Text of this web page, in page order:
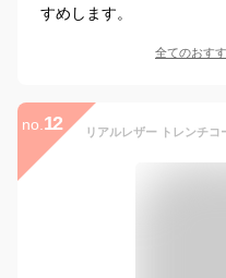
すめします。
全てのおす
no. 12